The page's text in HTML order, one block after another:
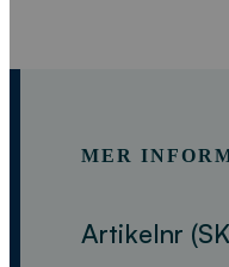
MER
Artikelnr